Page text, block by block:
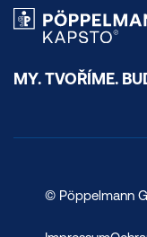
MY. TVOŘÍME.
© Pöppelmann